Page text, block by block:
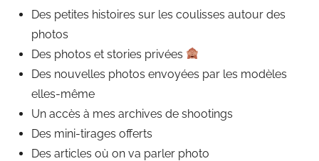
Des petites histoires sur les coulisses autour des
photos
Des photos et stories privées
Des nouvelles photos envoyées par les modèles
elles-même
Un accès à mes archives de shootings
Des mini-tirages offerts
Des articles où on va parler photo